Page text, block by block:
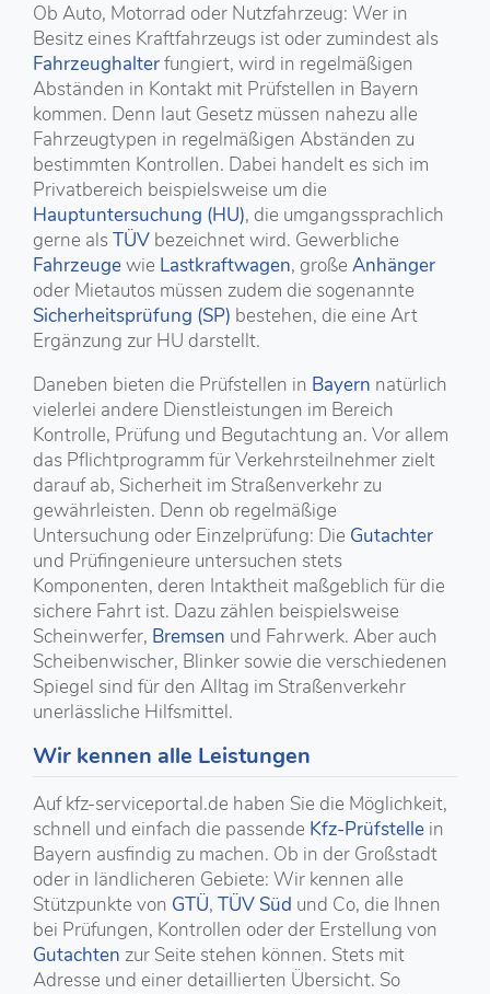
Ob Auto, Motorrad oder Nutzfahrzeug: Wer in
Besitz eines Kraftfahrzeugs ist oder zumindest als
Fahrzeughalterfungiert, wird in regelmäßigen
Abständen in Kontakt mit Prüfstellen in Bayern
kommen. Denn laut Gesetz müssen nahezu alle
Fahrzeugtypen in regelmäßigen Abständen zu
bestimmten Kontrollen. Dabei handelt es sich im
Privatbereich beispielsweise um die
Hauptuntersuchung (HU), die umgangssprachlich
gerne alsTÜV bezeichnet wird. Gewerbliche
Fahrzeugewie Lastkraftwagen, große Anhänger
oder Mietautos müssen zudem die sogenannte
Sicherheitsprüfung (SP) bestehen, die eine Art
Ergänzung zur HU darstellt.
Daneben bieten die Prüfstellen in Bayern natürlich
vielerlei andere Dienstleistungen im Bereich
Kontrolle, Prüfung und Begutachtung an. Vor allem
das Pflichtprogramm für Verkehrsteilnehmer zielt
darauf ab, Sicherheit im Straßenverkehr zu
gewährleisten. Denn ob regelmäßige
Untersuchung oder Einzelprüfung: Die Gutachter
und Prüfingenieure untersuchen stets
Komponenten, deren Intaktheit maßgeblich für die
sichere Fahrt ist. Dazu zählen beispielsweise
Scheinwerfer, Bremsen und Fahrwerk. Aber auch
Scheibenwischer, Blinker sowie die verschiedenen
Spiegel sind für den Alltag im Straßenverkehr
unerlässliche Hilfsmittel.
Wir kennen alle Leistungen
Auf kfz-serviceportal.de haben Sie die Möglichkeit,
schnell und einfach die passende Kfz-Prüfstelle in
Bayern ausfindig zu machen. Ob in der Großstadt
oder in ländlicheren Gebiete: Wir kennen alle
Stützpunkte von GTÜ, TÜV Süd und Co, die Ihnen
bei Prüfungen, Kontrollen oder der Erstellung von
Gutachten zur Seite stehen können. Stets mit
Adresse und einer detaillierten Übersicht. So